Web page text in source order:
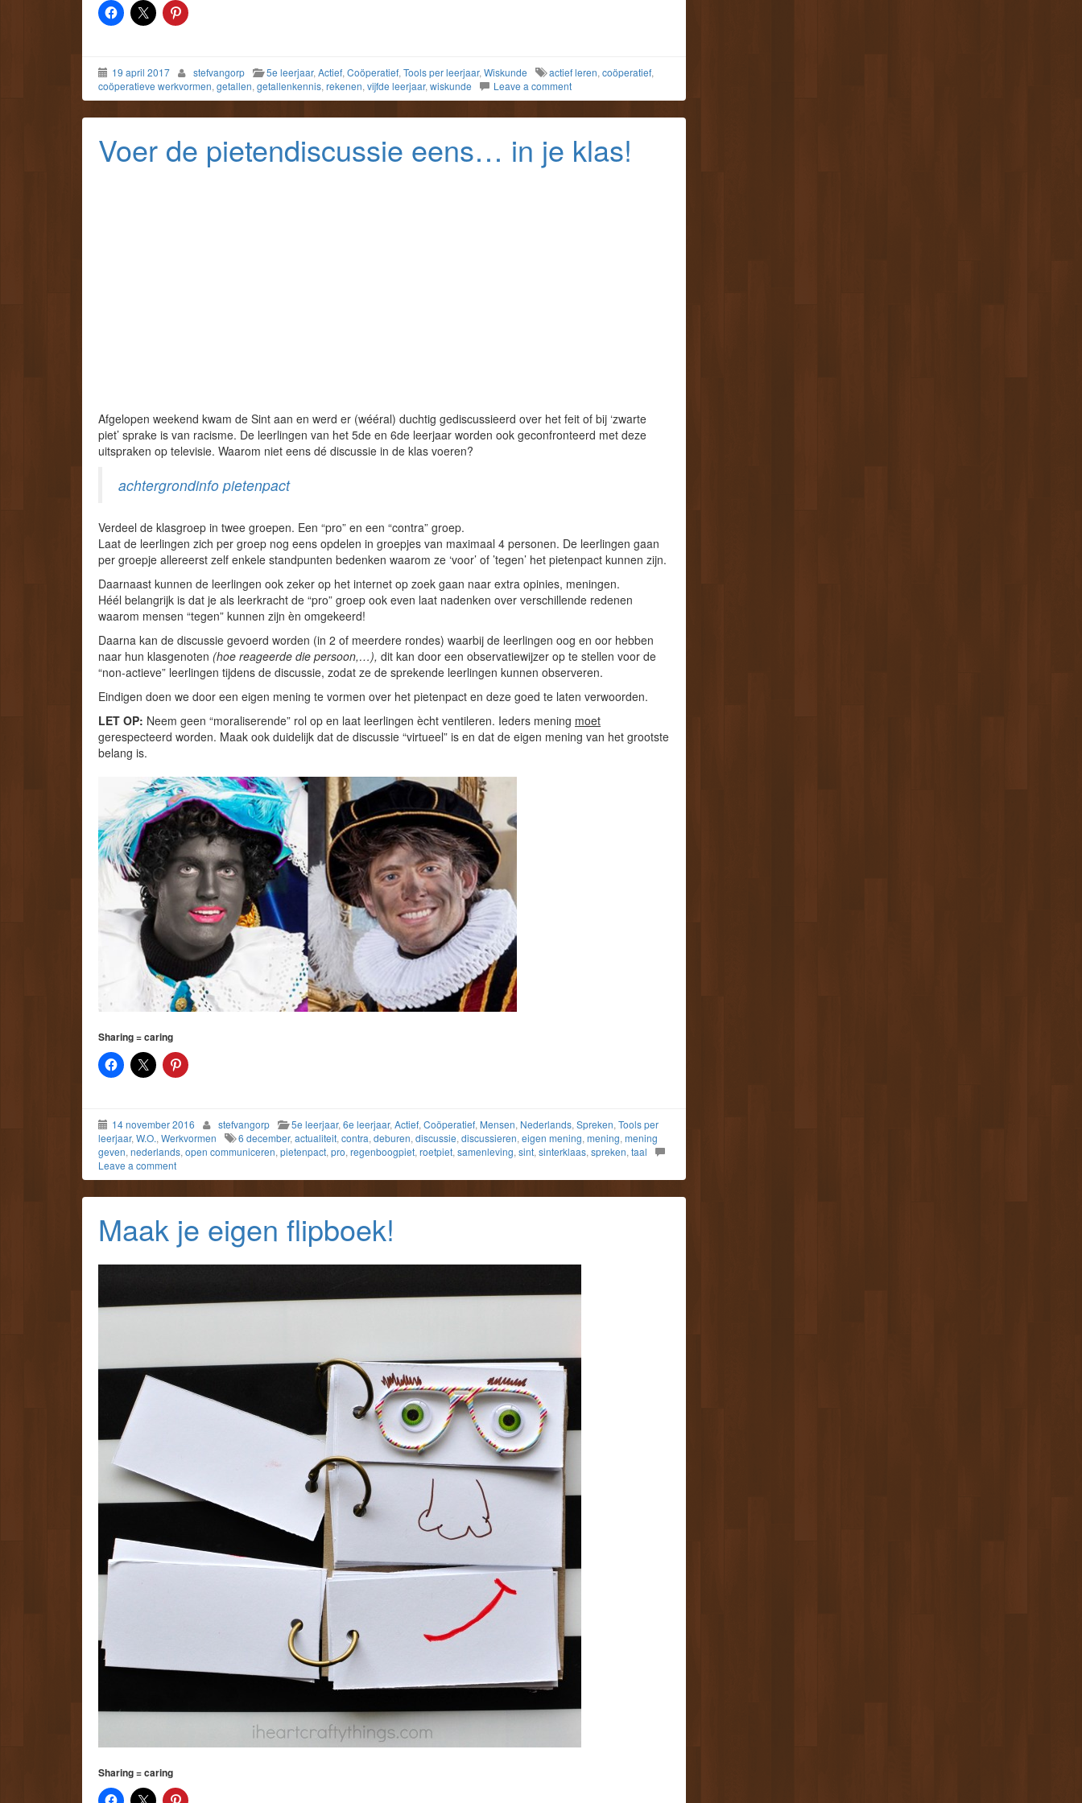
19 april 2017 stefvangorp 5e leerjaar, Actief, Coöperatief, Tools per leerjaar, Wiskunde actief leren, coöperatief,
coöperatieve werkvormen, getallen, getallenkennis, rekenen, vijfde leerjaar, wiskunde Leave a comment
Voer de pietendiscussie eens… in je klas!
Afgelopen weekend kwam de Sint aan en werd er (wééral) duchtig gediscussieerd over het feit of bij ‘zwarte
piet’ sprake is van racisme. De leerlingen van het 5de en 6de leerjaar worden ook geconfronteerd met deze
uitspraken op televisie. Waarom niet eens dé discussie in de klas voeren?
achtergrondinfo pietenpact
Verdeel de klasgroep in twee groepen. Een “pro” en een “contra” groep.
Laat de leerlingen zich per groep nog eens opdelen in groepjes van maximaal 4 personen. De leerlingen gaan
per groepje allereerst zelf enkele standpunten bedenken waarom ze ‘voor’ of ’tegen’ het pietenpact kunnen zijn.
Daarnaast kunnen de leerlingen ook zeker op het internet op zoek gaan naar extra opinies, meningen.
Héél belangrijk is dat je als leerkracht de “pro” groep ook even laat nadenken over verschillende redenen
waarom mensen “tegen” kunnen zijn èn omgekeerd!
Daarna kan de discussie gevoerd worden (in 2 of meerdere rondes) waarbij de leerlingen oog en oor hebben
naar hun klasgenoten (hoe reageerde die persoon,…), dit kan door een observatiewijzer op te stellen voor de
“non-actieve” leerlingen tijdens de discussie, zodat ze de sprekende leerlingen kunnen observeren.
Eindigen doen we door een eigen mening te vormen over het pietenpact en deze goed te laten verwoorden.
LET OP: Neem geen “moraliserende” rol op en laat leerlingen ècht ventileren. Ieders mening moet
gerespecteerd worden. Maak ook duidelijk dat de discussie “virtueel” is en dat de eigen mening van het grootste
belang is.
Sharing = caring
14 november 2016 stefvangorp 5e leerjaar,6e leerjaar,Actief,Coöperatief, Mensen, Nederlands,Spreken,Tools per
leerjaar,W.O.,Werkvormen 6 december,actualiteit,contra,deburen,discussie,discussieren,eigen mening,mening,mening
geven,nederlands,open communiceren,pietenpact,pro,regenboogpiet,roetpiet,samenleving,sint,sinterklaas,spreken,taal
Leave a comment
Maak je eigen flipboek!
Sharing = caring